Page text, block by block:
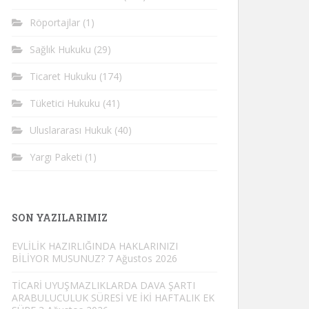
Röportajlar (1)
Sağlık Hukuku (29)
Ticaret Hukuku (174)
Tüketici Hukuku (41)
Uluslararası Hukuk (40)
Yargı Paketi (1)
SON YAZILARIMIZ
EVLİLİK HAZIRLIĞINDA HAKLARINIZI
BİLİYOR MUSUNUZ? 7 Ağustos 2026
TİCARİ UYUŞMAZLIKLARDA DAVA ŞARTI
ARABULUCULUK SÜRESİ VE İKİ HAFTALIK EK